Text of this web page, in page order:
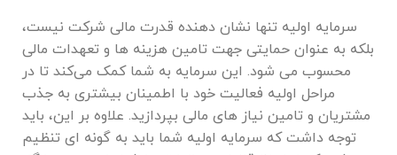
سرمایه اولیه تنها نشان‌ دهنده قدرت مالی شرکت نیست،
بلکه به ‌عنوان حمایتی جهت تامین هزینه‌ ها و تعهدات مالی
محسوب می شود. این سرمایه به شما کمک می‌کند تا در
مراحل اولیه فعالیت خود با اطمینان بیشتری به جذب
مشتریان و تامین نیاز های مالی بپردازید. علاوه بر این، باید
توجه داشت که سرمایه اولیه شما باید به گونه ‌ای تنظیم